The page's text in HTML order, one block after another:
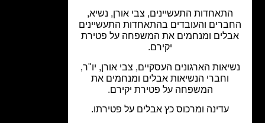
התאחדות התעשיינים, צבי אורן, נשיא,
והעובדים בהתאחדות התעשיינים
ומנחמים את המשפחה על פטירת
הארגונים העסקיים, צבי אורן, יו"ר,
וחברי הנשיאות אבלים ומנחמים את
המשפחה על פטירת יקירם.
עדינה ומרכוס כץ אבלים על פטירתו.